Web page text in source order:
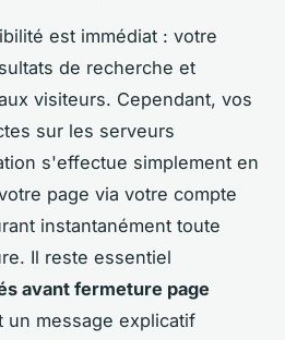
est immédiat : votre
de recherche et
visiteurs. Cependant, vos
sur les serveurs
s'effectue simplement en
page via votre compte
instantanément toute
Il reste essentiel
avant fermeture page
un message explicatif